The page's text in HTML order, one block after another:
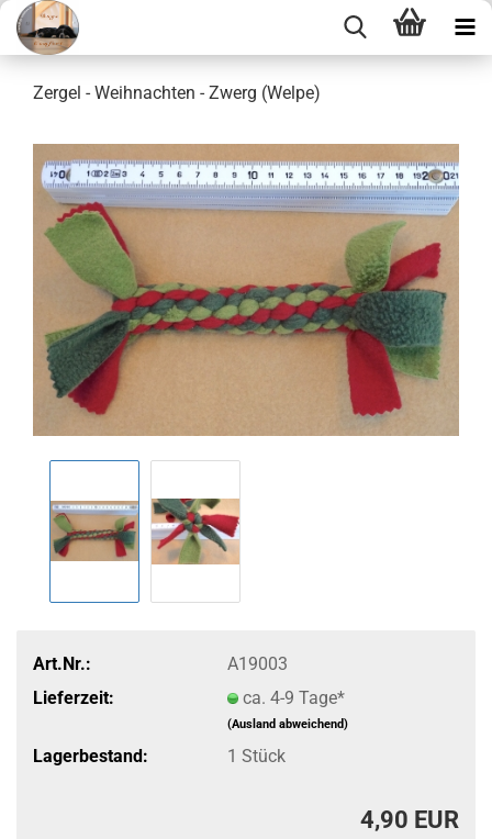
Zergel - Weihnachten - Zwerg (Welpe)
Art.Nr.:
A19003
Lieferzeit:
ca. 4-9 Tage*
(Ausland abweichend)
Lagerbestand: 1 Stück
4,90 EUR